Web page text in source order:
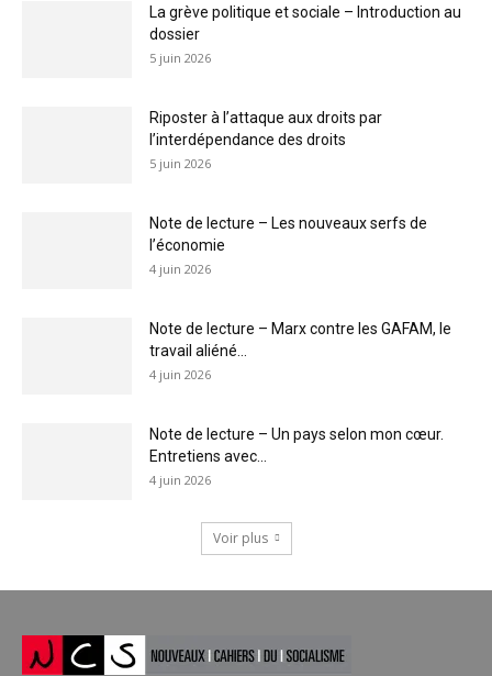
La grève politique et sociale – Introduction au
dossier
5 juin 2026
Riposter à l’attaque aux droits par
l’interdépendance des droits
5 juin 2026
Note de lecture – Les nouveaux serfs de
l’économie
4 juin 2026
Note de lecture – Marx contre les GAFAM, le
travail aliéné...
4 juin 2026
Note de lecture – Un pays selon mon cœur.
Entretiens avec...
4 juin 2026
Voir plus